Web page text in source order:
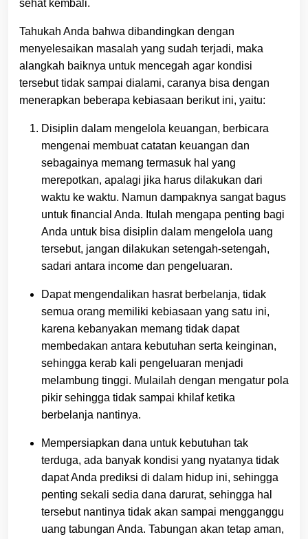
sehat kembali.
Tahukah Anda bahwa dibandingkan dengan
menyelesaikan masalah yang sudah terjadi, maka
alangkah baiknya untuk mencegah agar kondisi
tersebut tidak sampai dialami, caranya bisa dengan
menerapkan beberapa kebiasaan berikut ini, yaitu:
Disiplin dalam mengelola keuangan, berbicara
mengenai membuat catatan keuangan dan
sebagainya memang termasuk hal yang
merepotkan, apalagi jika harus dilakukan dari
waktu ke waktu. Namun dampaknya sangat bagus
untuk financial Anda. Itulah mengapa penting bagi
Anda untuk bisa disiplin dalam mengelola uang
tersebut, jangan dilakukan setengah-setengah,
sadari antara income dan pengeluaran.
Dapat mengendalikan hasrat berbelanja, tidak
semua orang memiliki kebiasaan yang satu ini,
karena kebanyakan memang tidak dapat
membedakan antara kebutuhan serta keinginan,
sehingga kerab kali pengeluaran menjadi
melambung tinggi. Mulailah dengan mengatur pola
pikir sehingga tidak sampai khilaf ketika
berbelanja nantinya.
Mempersiapkan dana untuk kebutuhan tak
terduga, ada banyak kondisi yang nyatanya tidak
dapat Anda prediksi di dalam hidup ini, sehingga
penting sekali sedia dana darurat, sehingga hal
tersebut nantinya tidak akan sampai mengganggu
uang tabungan Anda. Tabungan akan tetap aman,